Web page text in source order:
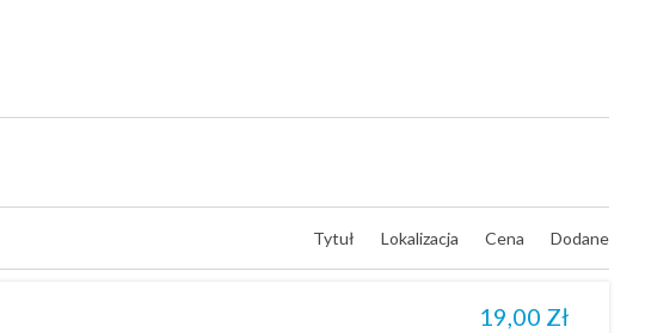
Tytuł Lokalizacja Cena Dodane
19,00 Zł